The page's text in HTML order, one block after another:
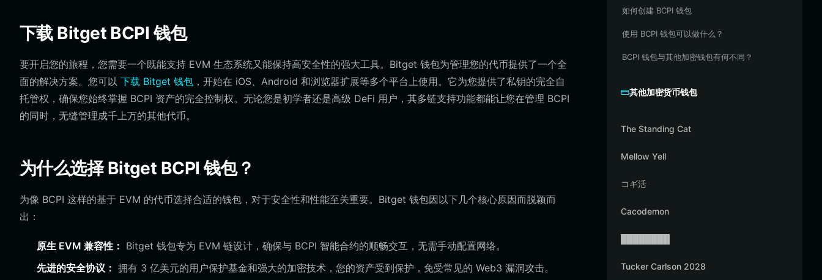
下载 Bitget BCPI 钱包
要开启您的旅程，您需要一个既能支持 EVM 生态系统又能保持高安全性的强大工具。Bitget 钱包为管理您的代币提供了一个全
面的解决方案。您可以 下载 Bitget 钱包 ，开始在 iOS、Android 和浏览器扩展等多个平台上使用。它为您提供了私钥的完全自
托管权，确保您始终掌握 BCPI 资产的完全控制权。无论您是初学者还是高级 DeFi 用户，其多链支持功能都能让您在管理 BCPI
的同时，无缝管理成千上万的其他代币。
为什么选择 Bitget BCPI 钱包？
为像 BCPI 这样的基于 EVM 的代币选择合适的钱包，对于安全性和性能至关重要。Bitget 钱包因以下几个核心原因而脱颖而
出：
原生 EVM 兼容性： Bitget 钱包专为 EVM 链设计，确保与 BCPI 智能合约的顺畅交互，无需手动配置网络。
先进的安全协议： 拥有 3 亿美元的用户保护基金和强大的加密技术，您的资产受到保护，免受常见的 Web3 漏洞攻击。
如何创建 BCPI 钱包
使用 BCPI 钱包可以做什么？
BCPI 钱包与其他加密钱包有何不同？
其他加密货币钱包
The Standing Cat
Mellow Yell
コギ活
Cacodemon
Tucker Carlson 2028